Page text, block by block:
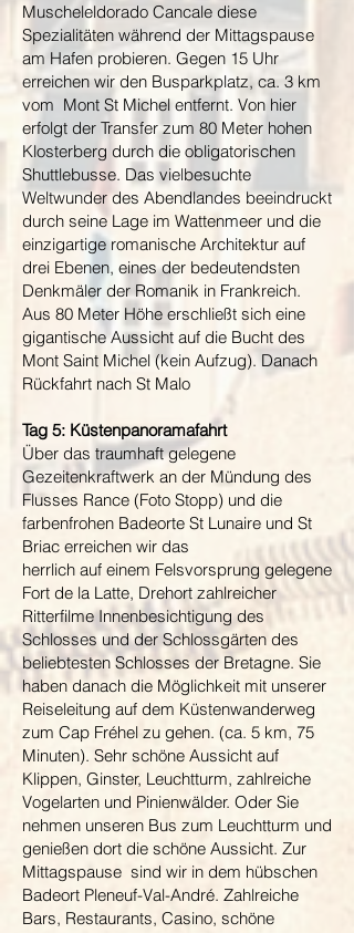
Muscheleldorado Cancale diese
Spezialitäten während der Mittagspause
am Hafen probieren. Gegen 15 Uhr
erreichen wir den Busparkplatz, ca. 3 km
vom Mont St Michel entfernt. Von hier
erfolgt der Transfer zum 80 Meter hohen
Klosterberg durch die obligatorischen
Shuttlebusse. Das vielbesuchte
Weltwunder des Abendlandes beeindruckt
durch seine Lage im Wattenmeer und die
einzigartige romanische Architektur auf
drei Ebenen, eines der bedeutendsten
Denkmäler der Romanik in Frankreich.
Aus 80 Meter Höhe erschließt sich eine
gigantische Aussicht auf die Bucht des
Mont Saint Michel (kein Aufzug). Danach
Rückfahrt nach St Malo
Tag 5: Küstenpanoramafahrt
Über das traumhaft gelegene
Gezeitenkraftwerk an der Mündung des
Flusses Rance (Foto Stopp) und die
farbenfrohen Badeorte St Lunaire und St
Briac erreichen wir das
herrlich auf einem Felsvorsprung gelegene
Fort de la Latte, Drehort zahlreicher
Ritterfilme Innenbesichtigung des
Schlosses und der Schlossgärten des
beliebtesten Schlosses der Bretagne. Sie
haben danach die Möglichkeit mit unserer
Reiseleitung auf dem Küstenwanderweg
zum Cap Fréhel zu gehen. (ca. 5 km, 75
Minuten). Sehr schöne Aussicht auf
Klippen, Ginster, Leuchtturm, zahlreiche
Vogelarten und Pinienwälder. Oder Sie
nehmen unseren Bus zum Leuchtturm und
genießen dort die schöne Aussicht. Zur
Mittagspause sind wir in dem hübschen
Badeort Pleneuf-Val-André. Zahlreiche
Bars, Restaurants, Casino, schöne